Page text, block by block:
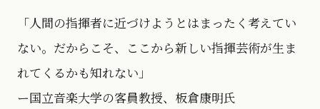
「人間の指揮者に近づけようとはまったく考えてい
ない。だからこそ、ここから新しい指揮芸術が生ま
れてくるかも知れない」
ー国立音楽大学の客員教授、板倉康明氏